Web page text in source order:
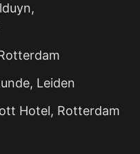
Leiden
Hotel, Rotterdam